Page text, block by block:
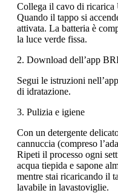
Collega il cavo di ricarica
Quando il tappo si
attivata. La batteria è
la luce verde fissa.
2. Download dell’app
Segui le istruzioni
di idratazione.
3. Pulizia e igiene
Con un detergente
cannuccia (compreso
Ripeti il processo ogni
acqua tiepida e sapone
mentre stai ricaricando il
lavabile in lavastoviglie.